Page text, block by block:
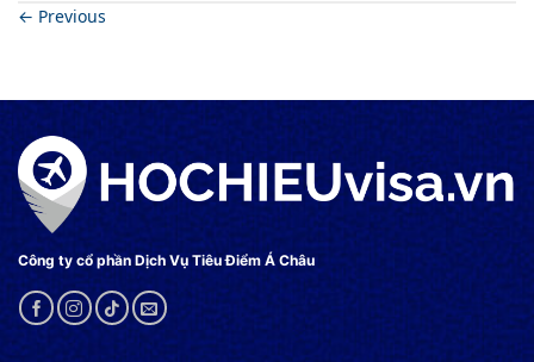
← Previous
Công ty cổ phần Dịch Vụ Tiêu Điểm Á Châu